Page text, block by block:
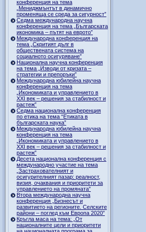
конференция на тема
„Мениджмънтът в динамично
променяща се среда за сигурност”
Седма международна научна
конференция на тема „Българската
икономика – пътят на еврото”
Международна конференция на
тема „Скритият дълг в
обществената система на
социалното осигуряване”
Национална научна конференция
на тема „Изводи от кризата –
стратегии и препоръки”
Международна юбилейна научна
конференция на тема
„Икономиката и управлението в
ХХI век – решения за стабилност и
растеж”
Седма национална конференция
по етика на тема “Етиката в
българската наука”
Международна юбилейна научна
конференция на тема
„Икономиката и управлението в
ХХI век – решения за стабилност и
растеж”
Десета национална конференция с
международно участие на тема
„Застрахователният и
осигурителният пазар: реалност,
визия, очаквания и приоритети за
управлението на промяната”
Втора международна научна
конференция „Бизнесът и
развитието на регионите. Селските
райони – поглед към Европа 2020”
Кръгла маса на тема: „От
националните цели и приоритети
на националната програма за